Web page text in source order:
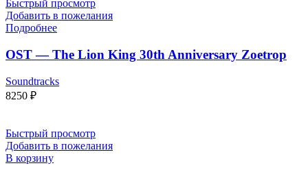
Быстрый просмотр
Добавить в пожелания
Подробнее
OST — The Lion King 30th Anniversary Zoetrop
Soundtracks
8250 ₽
Быстрый просмотр
Добавить в пожелания
В корзину